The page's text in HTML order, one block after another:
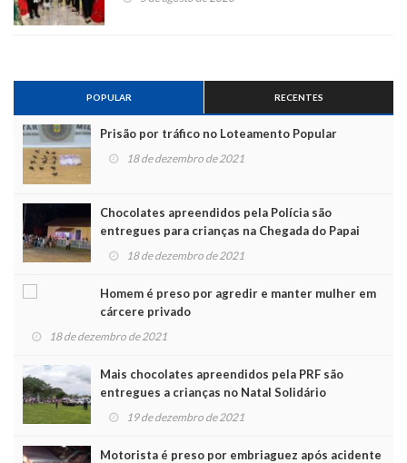
POPULAR RECENTES
Prisão por tráfico no Loteamento Popular
18 de dezembro de 2021
Chocolates apreendidos pela Polícia são
entregues para crianças na Chegada do Papai
Noel
18 de dezembro de 2021
Homem é preso por agredir e manter mulher em
cárcere privado
18 de dezembro de 2021
Mais chocolates apreendidos pela PRF são
entregues a crianças no Natal Solidário
19 de dezembro de 2021
Motorista é preso por embriaguez após acidente